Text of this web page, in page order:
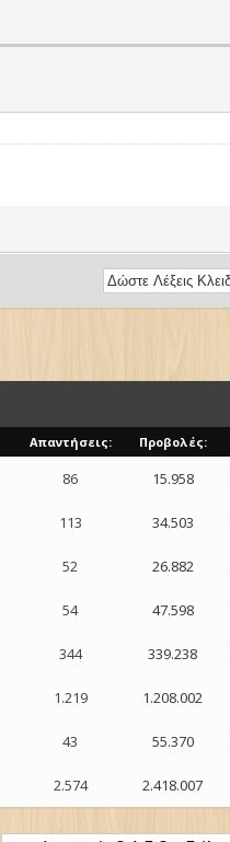
Απαντήσεις: Προβολές:
86 15.958
113 34.503
52 26.882
54 47.598
344 339.238
1.219 1.208.002
43 55.370
2.574 2.418.007